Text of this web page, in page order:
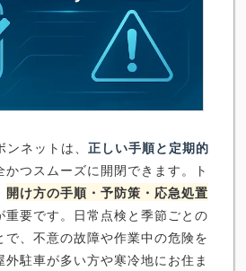
ネットは、 正しい手順と定期的
かつスムーズに開閉できます。ト
開け方の手順・予防策・応急処置
重要です。日常点検と季節ごとの
、不意の故障や作業中の危険を
駐車が多い方や寒冷地にお住ま